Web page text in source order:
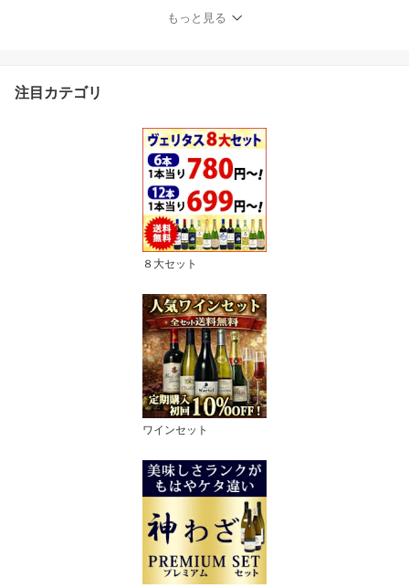
もっと見る
注目カテゴリ
８大セット
ワインセット